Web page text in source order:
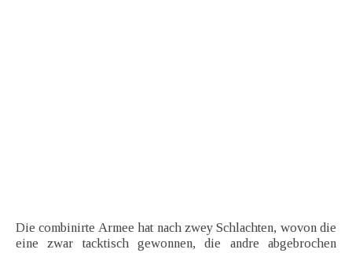
Die combinirte Armee hat nach zwey Schlachten, wovon die
eine zwar tacktisch gewonnen, die andre abgebrochen